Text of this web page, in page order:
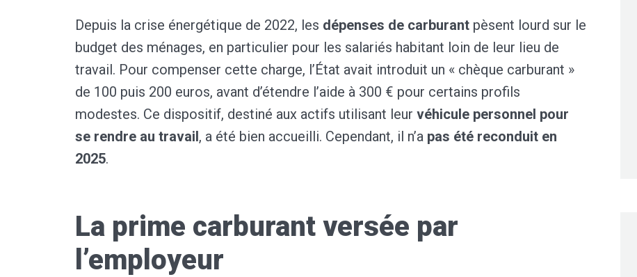
Depuis la crise énergétique de 2022, les dépenses de carburant pèsent lourd sur le
budget des ménages, en particulier pour les salariés habitant loin de leur lieu de
travail. Pour compenser cette charge, l’État avait introduit un « chèque carburant »
de 100 puis 200 euros, avant d’étendre l’aide à 300 € pour certains profils
modestes. Ce dispositif, destiné aux actifs utilisant leur véhicule personnel pour
se rendre au travail, a été bien accueilli. Cependant, il n’a pas été reconduit en
2025.
La prime carburant versée par
l’employeur